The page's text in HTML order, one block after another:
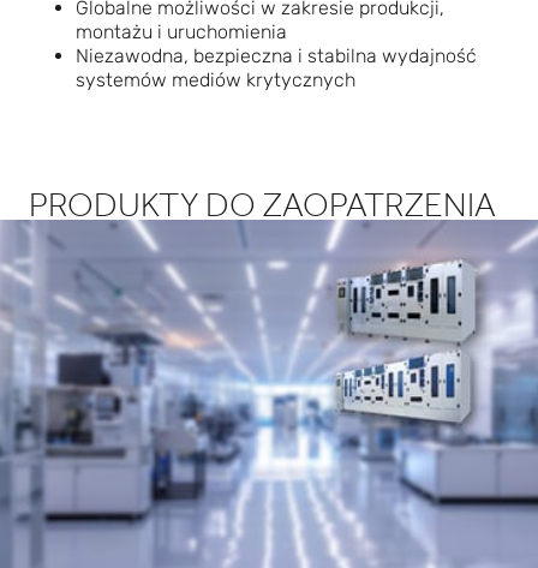
Globalne możliwości w zakresie produkcji,
montażu i uruchomienia
Niezawodna, bezpieczna i stabilna wydajność
systemów mediów krytycznych
PRODUKTY DO ZAOPATRZENIA
MEDIÓW